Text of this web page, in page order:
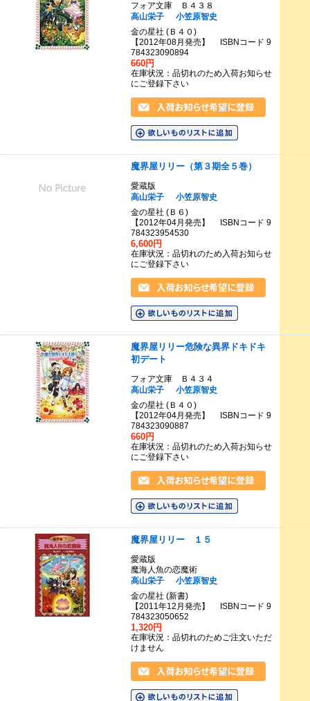
フォア文庫 Ｂ４３８
高山栄子
小笠原智史
金の星社 (Ｂ４０)
【2012年08月発売】 ISBNコード 9
784323090894
660円
在庫状況：品切れのため入荷お知らせ
にご登録下さい
魔界屋リリー（第３期全５巻）
愛蔵版
高山栄子
小笠原智史
金の星社 (Ｂ６)
【2012年04月発売】 ISBNコード 9
784323954530
6,600円
在庫状況：品切れのため入荷お知らせ
にご登録下さい
魔界屋リリー危険な異界ドキドキ
初デート
フォア文庫 Ｂ４３４
高山栄子
小笠原智史
金の星社 (Ｂ４０)
【2012年04月発売】 ISBNコード 9
784323090887
660円
在庫状況：品切れのため入荷お知らせ
にご登録下さい
魔界屋リリー １５
愛蔵版
魔海人魚の恋魔術
高山栄子
小笠原智史
金の星社 (新書)
【2011年12月発売】 ISBNコード 9
784323050652
1,320円
在庫状況：品切れのためご注文いただ
けません